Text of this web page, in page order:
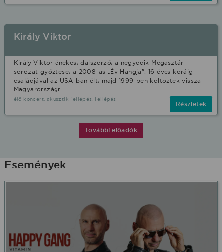
Király Viktor
Király Viktor énekes, dalszerző, a negyedik Megasztár-
sorozat győztese, a 2008-as „Év Hangja”. 16 éves koráig
családjával az USA-ban élt, majd 1999-ben költöztek vissza
Magyarországr
élő koncert, akusztik fellépés, fellépés
Részletek
További előadók
Események